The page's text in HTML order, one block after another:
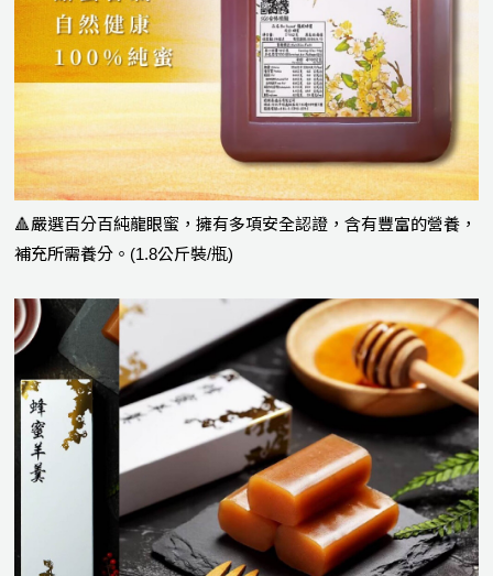
🔺嚴選百分百純龍眼蜜，擁有多項安全認證，含有豐富的營養，
補充所需養分。(1.8公斤裝/瓶)